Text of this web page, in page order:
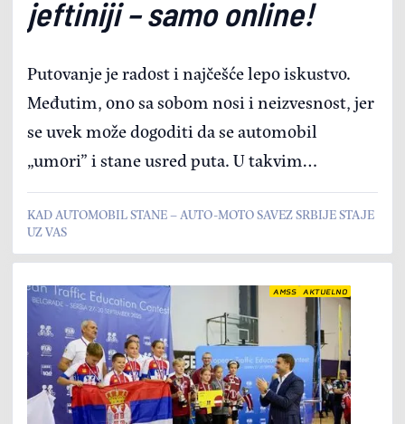
jeftiniji – samo online!
Putovanje je radost i najčešće lepo iskustvo.
Međutim, ono sa sobom nosi i neizvesnost, jer
se uvek može dogoditi da se automobil
„umori” i stane usred puta. U takvim
situacijama jedinu pravu sigurnost predstavlja
spoznaja da je AMSS tu za vas.
KAD AUTOMOBIL STANE – AUTO-MOTO SAVEZ SRBIJE STAJE
UZ VAS
AMSS AKTUELNO